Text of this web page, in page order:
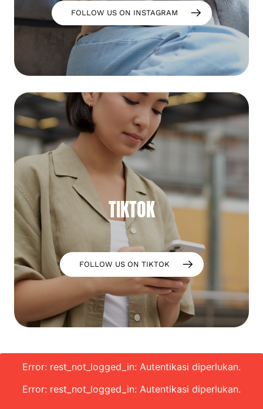
FOLLOW US ON INSTAGRAM
TIKTOK
FOLLOW US ON TIKTOK
Error: rest_not_logged_in: Autentikasi diperlukan.
Error: rest_not_logged_in: Autentikasi diperlukan.